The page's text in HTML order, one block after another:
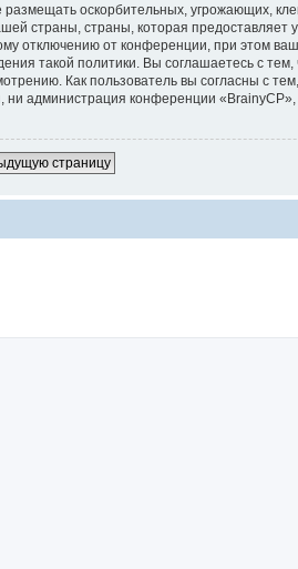
оскорбительных, угрожающих,
страны, страны, которая предоставляет
отключению от конференции, при этом
такой политики. Вы соглашаетесь с
Как пользователь вы согласны с
администрация конференции «BrainyCP»,
страницу